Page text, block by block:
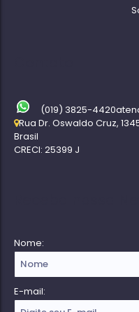
(019) 3825-4420
Rua Dr. Oswaldo Cruz,
Brasil
CRECI: 25399 J
Nome:
E-mail: